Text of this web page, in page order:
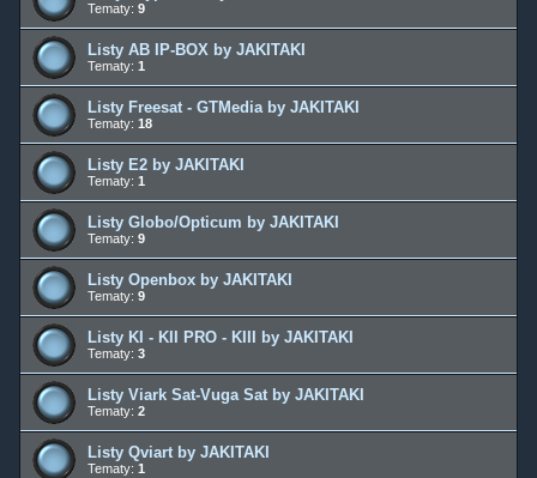
Tematy: 9
Listy AB IP-BOX by JAKITAKI
Tematy: 1
Listy Freesat - GTMedia by JAKITAKI
Tematy: 18
Listy E2 by JAKITAKI
Tematy: 1
Listy Globo/Opticum by JAKITAKI
Tematy: 9
Listy Openbox by JAKITAKI
Tematy: 9
Listy KI - KII PRO - KIII by JAKITAKI
Tematy: 3
Listy Viark Sat-Vuga Sat by JAKITAKI
Tematy: 2
Listy Qviart by JAKITAKI
Tematy: 1